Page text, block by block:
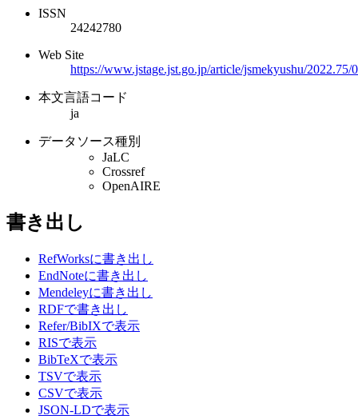
ISSN
24242780
Web Site
https://www.jstage.jst.go.jp/article/jsmekyushu/2022.75/
本文言語コード
ja
データソース種別
JaLC
Crossref
OpenAIRE
書き出し
RefWorksに書き出し
EndNoteに書き出し
Mendeleyに書き出し
RDFで書き出し
Refer/BibIXで表示
RISで表示
BibTeXで表示
TSVで表示
CSVで表示
JSON-LDで表示